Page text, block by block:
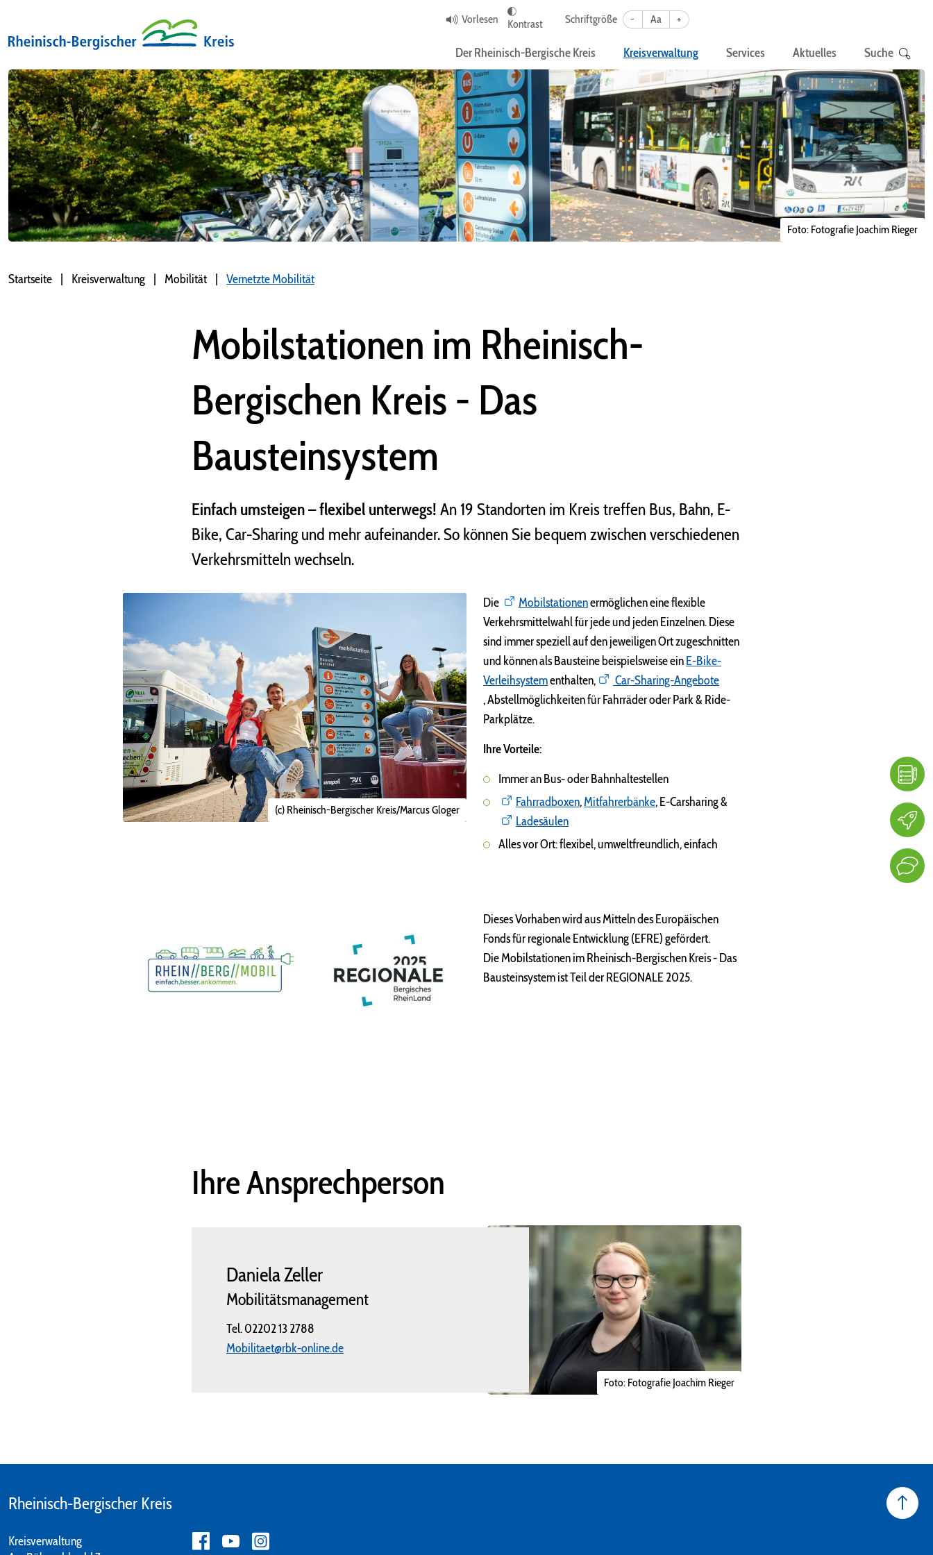
Vorlesen Kontrast Schriftgröße - Aa +
Der Rheinisch-Bergische Kreis Kreisverwaltung Services Aktuelles Suche
Foto: Fotografie Joachim Rieger
Startseite Kreisverwaltung Mobilität Vernetzte Mobilität
Mobilstationen im Rheinisch-
Bergischen Kreis - Das
Bausteinsystem
Einfach umsteigen – flexibel unterwegs! An 19 Standorten im Kreis treffen Bus, Bahn, E-
Bike, Car-Sharing und mehr aufeinander. So können Sie bequem zwischen verschiedenen
Verkehrsmitteln wechseln.
(c) Rheinisch-Bergischer Kreis/Marcus Gloger
Die Mobilstationenermöglichen eine flexible
Verkehrsmittelwahl für jede und jeden Einzelnen. Diese
sind immer speziell auf den jeweiligen Ort zugeschnitten
und können als Bausteine beispielsweise einE-Bike-
Verleihsystementhalten,
Car-Sharing-Angebote
, Abstellmöglichkeiten für Fahrräder oder Park & Ride-
Parkplätze.
Ihre Vorteile:
Immer an Bus- oder Bahnhaltestellen
Fahrradboxen,Mitfahrerbänke, E-Carsharing &
Ladesäulen
Alles vor Ort: flexibel, umweltfreundlich, einfach
Dieses Vorhaben wird aus Mitteln des Europäischen
Fonds für regionale Entwicklung (EFRE) gefördert.
Die Mobilstationen im Rheinisch-Bergischen Kreis - Das
Bausteinsystem ist Teil der REGIONALE 2025.
Ihre Ansprechperson
Daniela Zeller
Mobilitätsmanagement
Tel.02202 13 2788
Mobilitaet@rbk-online.de
Foto: Fotografie Joachim Rieger
Rheinisch-Bergischer Kreis
Kreisverwaltung